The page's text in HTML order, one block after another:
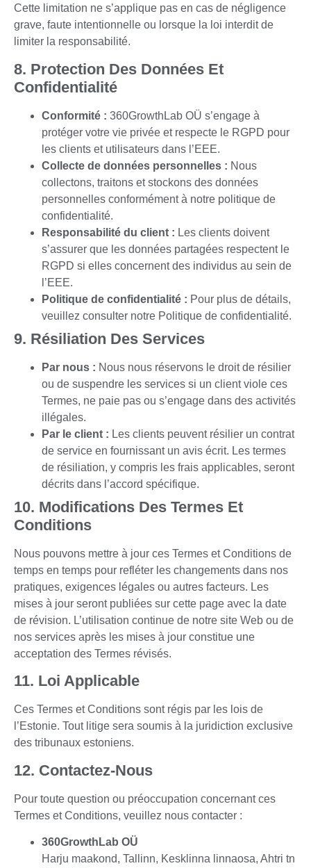
Cette limitation ne s’applique pas en cas de négligence
grave, faute intentionnelle ou lorsque la loi interdit de
limiter la responsabilité.
8. Protection Des Données Et
Confidentialité
Conformité : 360GrowthLab OÜ s’engage à
protéger votre vie privée et respecte le RGPD pour
les clients et utilisateurs dans l’EEE.
Collecte de données personnelles : Nous
collectons, traitons et stockons des données
personnelles conformément à notre politique de
confidentialité.
Responsabilité du client : Les clients doivent
s’assurer que les données partagées respectent le
RGPD si elles concernent des individus au sein de
l’EEE.
Politique de confidentialité : Pour plus de détails,
veuillez consulter notre Politique de confidentialité.
9. Résiliation Des Services
Par nous : Nous nous réservons le droit de résilier
ou de suspendre les services si un client viole ces
Termes, ne paie pas ou s’engage dans des activités
illégales.
Par le client : Les clients peuvent résilier un contrat
de service en fournissant un avis écrit. Les termes
de résiliation, y compris les frais applicables, seront
décrits dans l’accord spécifique.
10. Modifications Des Termes Et
Conditions
Nous pouvons mettre à jour ces Termes et Conditions de
temps en temps pour refléter les changements dans nos
pratiques, exigences légales ou autres facteurs. Les
mises à jour seront publiées sur cette page avec la date
de révision. L’utilisation continue de notre site Web ou de
nos services après les mises à jour constitue une
acceptation des Termes révisés.
11. Loi Applicable
Ces Termes et Conditions sont régis par les lois de
l’Estonie. Tout litige sera soumis à la juridiction exclusive
des tribunaux estoniens.
12. Contactez-Nous
Pour toute question ou préoccupation concernant ces
Termes et Conditions, veuillez nous contacter :
360GrowthLab OÜ
Harju maakond, Tallinn, Kesklinna linnaosa, Ahtri tn